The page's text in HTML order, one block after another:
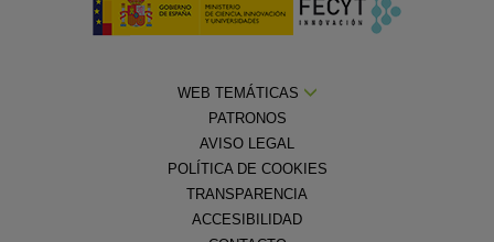
WEB TEMÁTICAS
PATRONOS
AVISO LEGAL
POLÍTICA DE COOKIES
TRANSPARENCIA
ACCESIBILIDAD